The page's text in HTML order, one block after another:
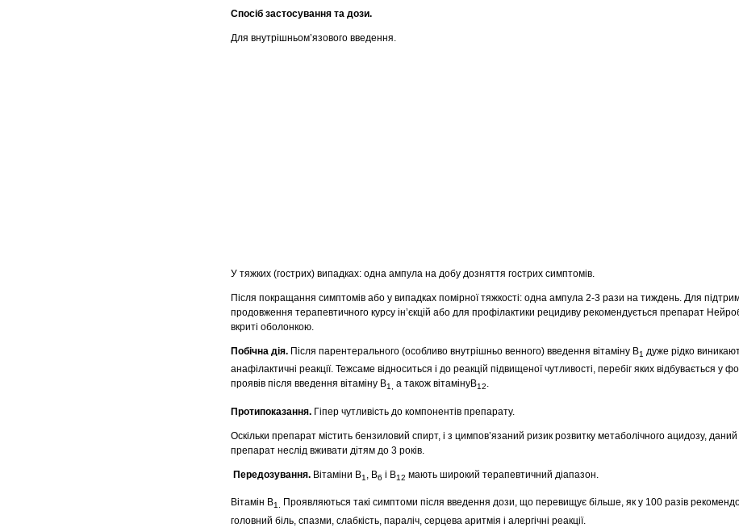
Спосіб застосування та дози.
Для внутрішньом’язового введення.
У тяжких (гострих) випадках: одна ампула на добу дозняття гострих симптомів.
Після покращання симптомів або у випадках помірної тяжкості: одна ампула 2-3 рази на тиждень. Для
продовження терапевтичного курсу ін’єкцій або для профілактики рецидиву рекомендується препарат
вкриті оболонкою.
Побічна дія. Після парентерального (особливо внутрішньо венного) введення вітаміну В1 дуже рідко
анафілактичні реакції. Тежсаме відноситься і до реакцій підвищеної чутливості, перебіг яких відбувається у
проявів після введення вітаміну В1, а також вітамінуВ12.
Протипоказання. Гіпер чутливість до компонентів препарату.
Оскільки препарат містить бензиловий спирт, і з цимпов’язаний ризик розвитку метаболічного ацидозу, даний
препарат неслід вживати дітям до 3 років.
Передозування. Вітаміни В1 , В6 і В12 мають широкий терапевтичний діапазон.
Вітамін В1. Проявляються такі симптоми після введення дози, що перевищує більше, як у 100 разів
головний біль, спазми, слабкість, параліч, серцева аритмія і алергічні реакції.